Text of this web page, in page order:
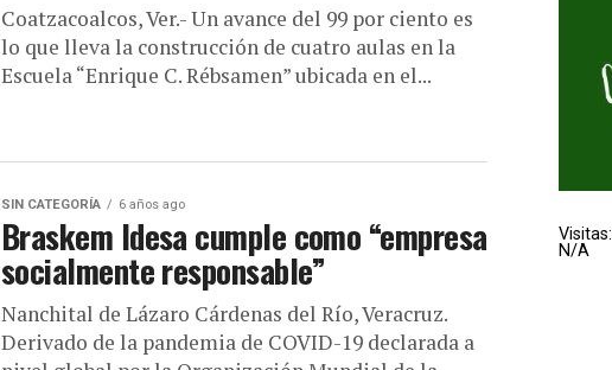
Coatzacoalcos, Ver.- Un avance del 99 por ciento es
lo que lleva la construcción de cuatro aulas en la
Escuela “Enrique C. Rébsamen” ubicada en el...
SIN CATEGORÍA 6 años ago
Braskem Idesa cumple como “empresa
socialmente responsable”
Nanchital de Lázaro Cárdenas del Río, Veracruz.
Derivado de la pandemia de COVID-19 declarada a
Visitas:
N/A